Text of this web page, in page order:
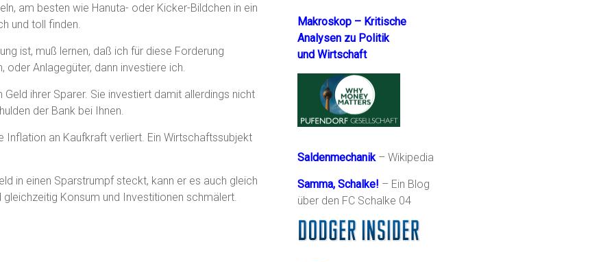
am besten wie Hanuta- oder Kicker-Bildchen in ein
und toll finden.
ist, muß lernen, daß ich für diese Forderung
Anlagegüter, dann investiere ich.
ihrer Sparer. Sie investiert damit allerdings nicht
der Bank bei Ihnen.
Inflation an Kaufkraft verliert. Ein Wirtschaftssubjekt
in einen Sparstrumpf steckt, kann er es auch gleich
Konsum und Investitionen schmälert.
Makroskop – Kritische
Analysen zu Politik
und Wirtschaft
Saldenmechanik– Wikipedia
Samma, Schalke! – Ein Blog
über den FC Schalke 04